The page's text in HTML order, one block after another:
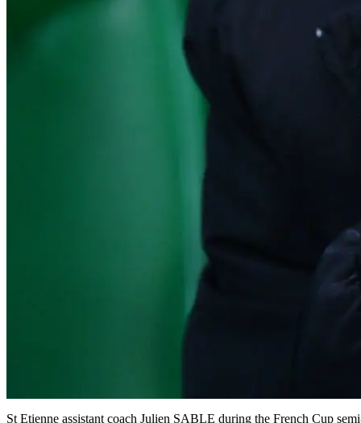
St Etienne assistant coach Julien SABLE during the French Cup